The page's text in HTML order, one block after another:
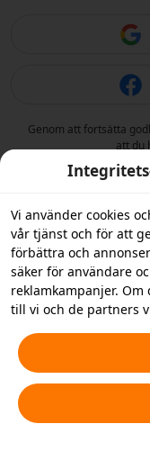
Genom att fortsätta
att du
Vi använder cookies
vår tjänst och för att
förbättra och
säker för användare
reklamkampanjer. Om
till vi och de partners
”Avvisa alla” icke-
typer av cookies du
klicka på ”Anpassa
detta i dina
spårningsändamål i
cookies